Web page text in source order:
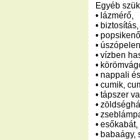
Egyéb
• lázmérő,
• biztosítás,
•
•
• vízben
•
• nappali
• cumik,
• tápszer
•
•
•
• babaágy,